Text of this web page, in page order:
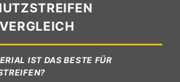
IST DAS BESTE FÜR